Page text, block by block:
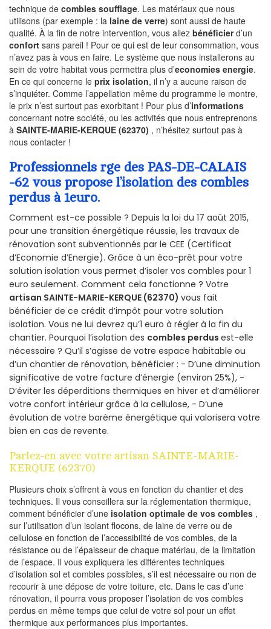
technique de combles soufflage. Les matériaux que nous
utilisons (par exemple : la laine de verre) sont aussi de haute
qualité. À la fin de notre intervention, vous allez bénéficierd’un
confort sans pareil ! Pour ce qui est de leur consommation, vous
n’avez pas à vous en faire. Le système que nous installerons au
sein de votre habitat vous permettra plus d’economies energie.
En ce qui concerne le prix isolation, il n’y a aucune raison de
s’inquiéter. Comme l’appellation même du programme le montre,
le prix n’est surtout pas exorbitant ! Pour plus d’informations
concernant notre société, ou les activités que nous entreprenons
à SAINTE-MARIE-KERQUE (62370) , n’hésitez surtout pas à
nous contacter !
Professionnels rge des PAS-DE-CALAIS
-62 vous propose l’isolation des combles
perdus à 1euro.
Comment est-ce possible ? Depuis la loi du 17 août 2015,
pour une transition énergétique réussie, les travaux de
rénovation sont subventionnés par le CEE (Certificat
d’Economie d’Energie). Grâce à un éco-prêt pour votre
solution isolation vous permet d’isoler vos combles pour 1
euro seulement. Comment cela fonctionne ? Votre
artisan SAINTE-MARIE-KERQUE (62370) vous fait
bénéficier de ce crédit d’impôt pour votre solution
isolation. Vous ne lui devrez qu’1 euro à régler à la fin du
chantier. Pourquoi l’isolation des combles perdus est-elle
nécessaire ? Qu’il s’agisse de votre espace habitable ou
d’un chantier de rénovation, bénéficier : - D’une diminution
significative de votre facture d’énergie (environ 25%), -
D’éviter les déperditions thermiques en hiver et d’améliorer
votre confort intérieur grâce à la cellulose, - D’une
évolution de votre barème énergétique qui valorisera votre
bien en cas de revente.
Parlez-en avec votre artisan SAINTE-MARIE-
KERQUE (62370)
Plusieurs choix s’offrent à vous en fonction du chantier et des
techniques. Il vous conseillera sur la réglementation thermique,
comment bénéficier d’une isolation optimale de vos combles ,
sur l’utilisation d’un isolant flocons, de laine de verre ou de
cellulose en fonction de l’accessibilité de vos combles, de la
résistance ou de l’épaisseur de chaque matériau, de la limitation
de l’espace. Il vous expliquera les différentes techniques
d’isolation sol et combles possibles, s’il est nécessaire ou non de
recourir à une dépose de votre toiture, etc. Dans le cas d’une
rénovation, il pourra vous proposer l’isolation de vos combles
perdus en même temps que celui de votre sol pour un effet
thermique aux performances plus importantes.